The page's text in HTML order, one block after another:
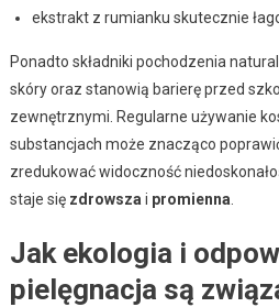
ekstrakt z rumianku skutecznie
Ponadto składniki pochodzenia
skóry oraz stanowią barierę przed
zewnętrznymi. Regularne używanie
substancjach może znacząco
zredukować widoczność
staje się zdrowsza i promienna
Jak ekologia i
pielęgnacja są